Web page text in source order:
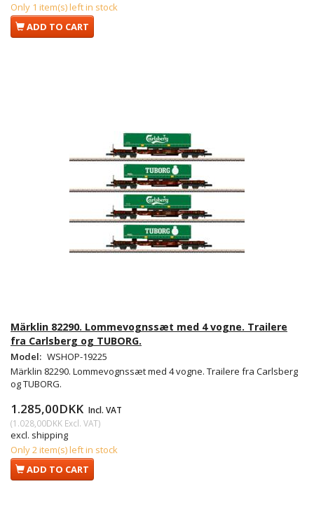
Only 1 item(s) left in stock
ADD TO CART
Märklin 82290. Lommevognssæt med 4 vogne. Trailere
fra Carlsberg og TUBORG.
Model: WSHOP-19225
Märklin 82290. Lommevognssæt med 4 vogne. Trailere fra Carlsberg
og TUBORG.
1.285,00DKK Incl. VAT
(1.028,00DKK Excl. VAT)
excl. shipping
Only 2 item(s) left in stock
ADD TO CART